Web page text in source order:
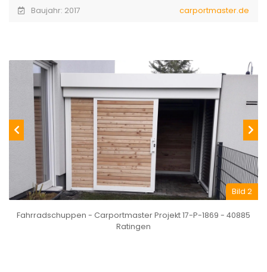
Baujahr: 2017 carportmaster.de
Bild 2
Fahrradschuppen - Carportmaster Projekt 17-P-1869 - 40885
Ratingen